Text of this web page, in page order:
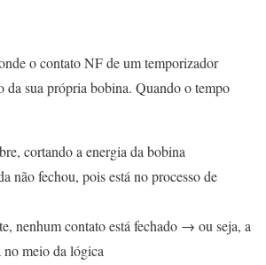
o contato NF de um temporizador
da sua própria bobina. Quando o tempo
cortando a energia da bobina
não fechou, pois está no processo de
nenhum contato está fechado → ou seja, a
no meio da lógica